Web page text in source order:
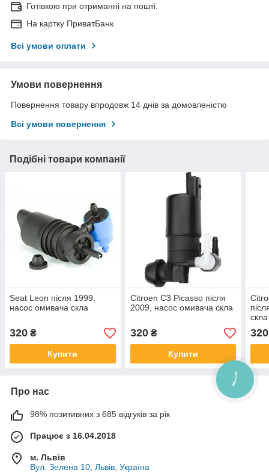
Готівкою при отриманні на пошті.
На картку ПриватБанк
Всі умови оплати
Умови повернення
Повернення товару впродовж 14 днів за домовленістю
Всі умови повернення
Подібні товари компанії
Seat Leon після 1999,
насос омивача скла
320 ₴
Купити
Citroen C3 Picasso після
2009, насос омивача скла
320₴
Купити
скла
320
Про нас
98% позитивних з 685 відгуків за рік
Працює з 16.04.2018
м. Львів
Вул. Зелена 10, Львів, Україна
КНОПКА
ЗВ'ЯЗКУ